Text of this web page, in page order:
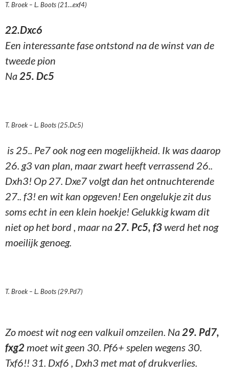
T. Broek – L. Boots (21…exf4)
22.Dxc6
Een interessante fase ontstond na de winst van de
tweede pion
Na25. Dc5
T. Broek – L. Boots (25.Dc5)
is 25.. Pe7 ook nog een mogelijkheid. Ik was daarop
26. g3 van plan, maar zwart heeft verrassend 26..
Dxh3! Op 27. Dxe7 volgt dan het ontnuchterende
27.. f3! en wit kan opgeven! Een ongelukje zit dus
soms echt in een klein hoekje! Gelukkig kwam dit
niet op het bord , maar na27. Pc5, f3 werd het nog
moeilijk genoeg.
T. Broek – L. Boots (29.Pd7)
Zo moest wit nog een valkuil omzeilen. Na29. Pd7,
fxg2moet wit geen 30. Pf6+ spelen wegens 30.
Txf6!! 31. Dxf6 , Dxh3 met mat of drukverlies.